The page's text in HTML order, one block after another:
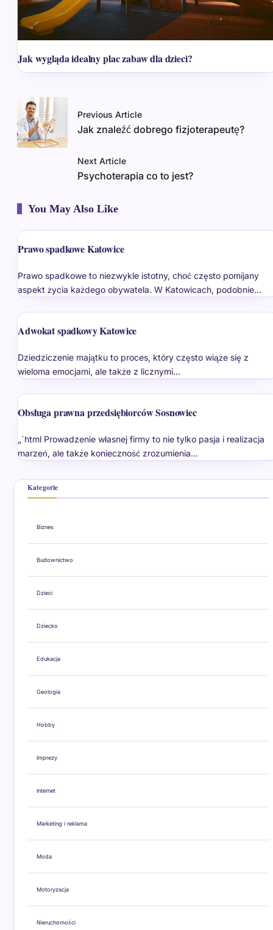
Jak wygląda idealny plac zabaw dla dzieci?
Previous Article
Jak znaleźć dobrego fizjoterapeutę?
Next Article
Psychoterapia co to jest?
You May Also Like
Prawo spadkowe Katowice
Prawo spadkowe to niezwykle istotny, choć często pomijany
aspekt życia każdego obywatela. W Katowicach, podobnie…
Adwokat spadkowy Katowice
Dziedziczenie majątku to proces, który często wiąże się z
wieloma emocjami, ale także z licznymi…
Obsługa prawna przedsiębiorców Sosnowiec
„`html Prowadzenie własnej firmy to nie tylko pasja i realizacja
marzeń, ale także konieczność zrozumienia…
Kategorie
Biznes
Budownictwo
Dzieci
Dziecko
Edukacja
Geologia
Hobby
Imprezy
Internet
Marketing i reklama
Moda
Motoryzacja
Nieruchomości